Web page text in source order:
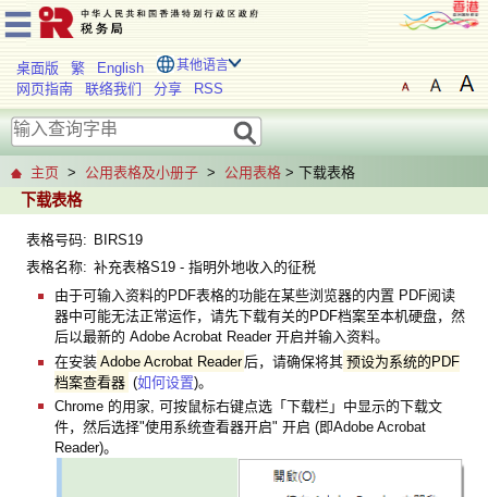
桌面版 繁 English 其他语言
网页指南 联络我们 分享 RSS
主页 > 公用表格及小册子 > 公用表格 > 下载表格
下载表格
表格号码: BIRS19
表格名称: 补充表格S19 - 指明外地收入的征税
由于可输入资料的PDF表格的功能在某些浏览器的内置 PDF阅读
器中可能无法正常运作，请先下载有关的PDF档案至本机硬盘，然
后以最新的 Adobe Acrobat Reader 开启并输入资料。
在安装 Adobe Acrobat Reader 后，请确保将其 预设为系统的PDF
档案查看器 (如何设置)。
Chrome 的用家, 可按鼠标右键点选「下载栏」中显示的下载文
件，然后选择"使用系统查看器开启" 开启 (即Adobe Acrobat
Reader)。